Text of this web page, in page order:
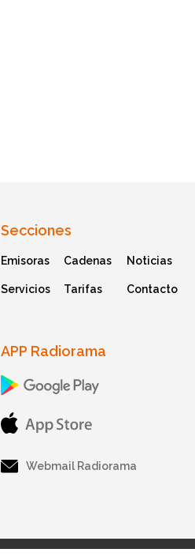
Secciones
Emisoras Cadenas Noticias
Servicios Tarifas Contacto
APP Radiorama
Webmail Radiorama